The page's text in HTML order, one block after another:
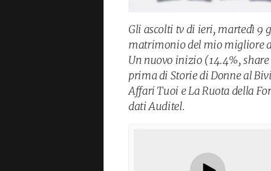
Gli ascolti tv di ieri, martedì 9
matrimonio del mio migliore
Un nuovo inizio (14.4%,
prima di Storie di Donne al
Affari Tuoi e La Ruota della
dati Auditel.